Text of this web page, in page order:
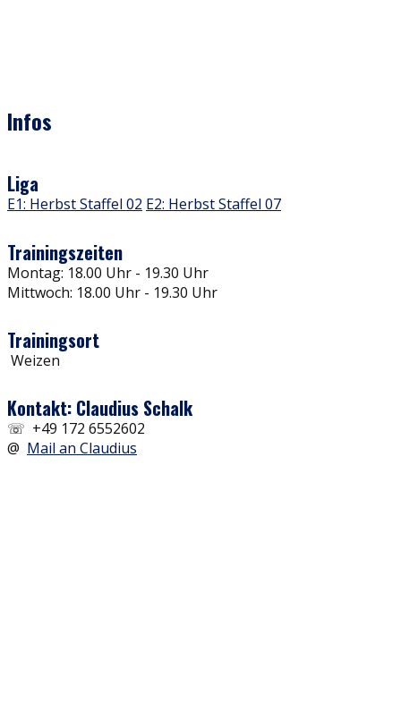
Infos
Liga
E1: Herbst Staffel 02 E2: Herbst Staffel 07
Trainingszeiten
Montag: 18.00 Uhr - 19.30 Uhr
Mittwoch: 18.00 Uhr - 19.30 Uhr
Trainingsort
Weizen
Kontakt: Claudius Schalk
☏ +49 172 6552602
@ Mail an Claudius